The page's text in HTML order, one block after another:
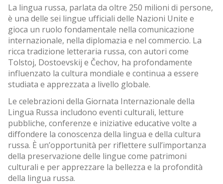
La lingua russa, parlata da oltre 250 milioni di persone,
è una delle sei lingue ufficiali delle Nazioni Unite e
gioca un ruolo fondamentale nella comunicazione
internazionale, nella diplomazia e nel commercio. La
ricca tradizione letteraria russa, con autori come
Tolstoj, Dostoevskij e Čechov, ha profondamente
influenzato la cultura mondiale e continua a essere
studiata e apprezzata a livello globale.
Le celebrazioni della Giornata Internazionale della
Lingua Russa includono eventi culturali, letture
pubbliche, conferenze e iniziative educative volte a
diffondere la conoscenza della lingua e della cultura
russa. È un’opportunità per riflettere sull’importanza
della preservazione delle lingue come patrimoni
culturali e per apprezzare la bellezza e la profondità
della lingua russa.